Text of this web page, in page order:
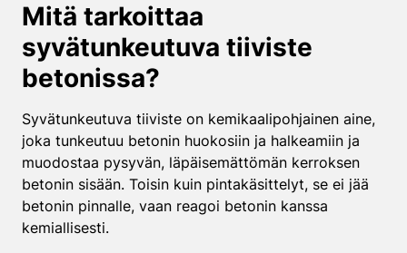
Mitä tarkoittaa
syvätunkeutuva tiiviste
betonissa?
Syvätunkeutuva tiiviste on kemikaalipohjainen aine,
joka tunkeutuu betonin huokosiin ja halkeamiin ja
muodostaa pysyvän, läpäisemättömän kerroksen
betonin sisään. Toisin kuin pintakäsittelyt, se ei jää
betonin pinnalle, vaan reagoi betonin kanssa
kemiallisesti.